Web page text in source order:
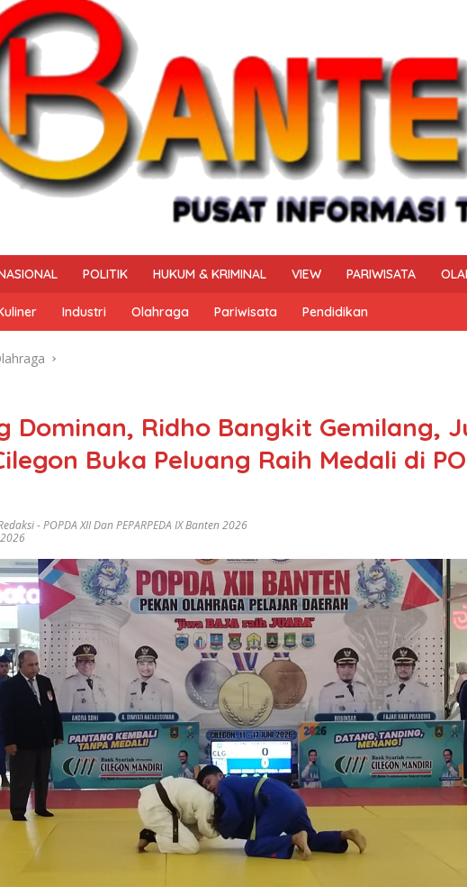
POLITIK HUKUM & KRIMINAL VIEW PARIWISATA
Industri Olahraga Pariwisata Pendidikan
Dominan, Ridho Bangkit Gemilang,
Buka Peluang Raih Medali di
-POPDA XII Dan PEPARPEDA IX Banten 2026